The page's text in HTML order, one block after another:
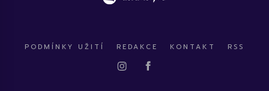
PODMÍNKY UŽITÍ REDAKCE KONTAKT RSS